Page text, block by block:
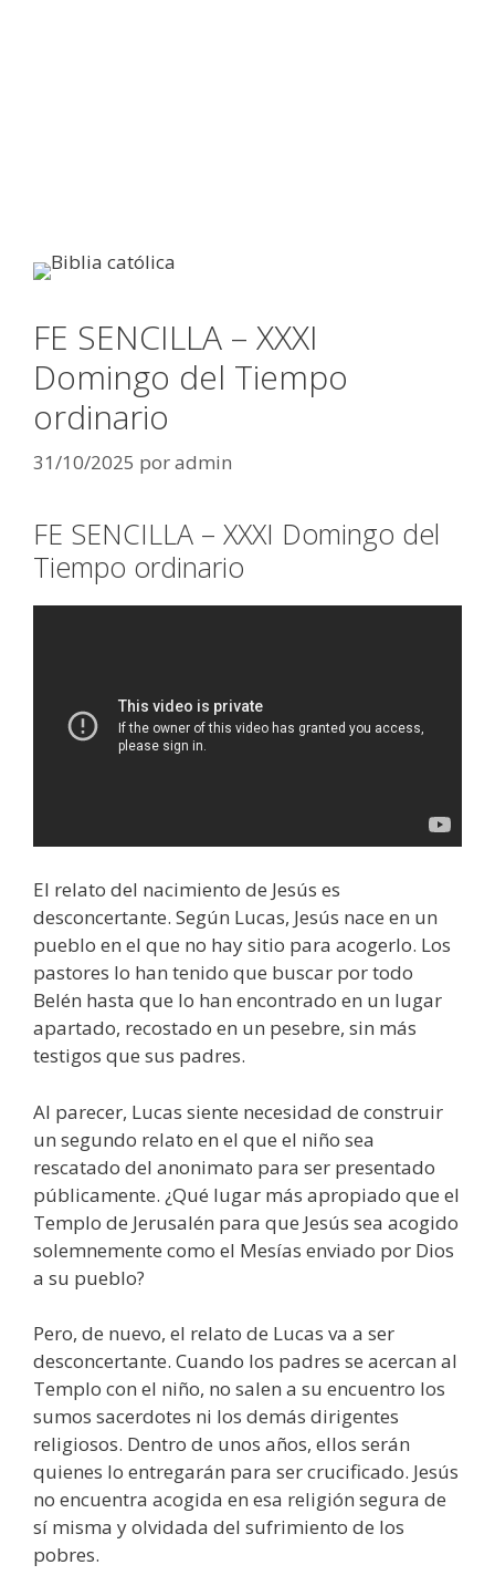
FE SENCILLA – XXXI
Domingo del Tiempo
ordinario
31/10/2025 poradmin
FE SENCILLA – XXXI Domingo del
Tiempo ordinario
El relato del nacimiento de Jesús es
desconcertante. Según Lucas, Jesús nace en un
pueblo en el que no hay sitio para acogerlo. Los
pastores lo han tenido que buscar por todo
Belén hasta que lo han encontrado en un lugar
apartado, recostado en un pesebre, sin más
testigos que sus padres.
Al parecer, Lucas siente necesidad de construir
un segundo relato en el que el niño sea
rescatado del anonimato para ser presentado
públicamente. ¿Qué lugar más apropiado que el
Templo de Jerusalén para que Jesús sea acogido
solemnemente como el Mesías enviado por Dios
a su pueblo?
Pero, de nuevo, el relato de Lucas va a ser
desconcertante. Cuando los padres se acercan al
Templo con el niño, no salen a su encuentro los
sumos sacerdotes ni los demás dirigentes
religiosos. Dentro de unos años, ellos serán
quienes lo entregarán para ser crucificado. Jesús
no encuentra acogida en esa religión segura de
sí misma y olvidada del sufrimiento de los
pobres.